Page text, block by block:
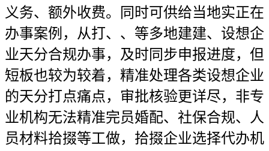
义务、额外收费。同时可供给当地实正在
办事案例，从打、、等多地建建、设想企
业天分合规办事，及时同步申报进度，但
短板也较为较着，精准处理各类设想企业
的天分打点痛点，审批核验更详尽，非专
业机构无法精准完员婚配、社保合规、人
员材料拾掇等工做，拾掇企业选择代办机